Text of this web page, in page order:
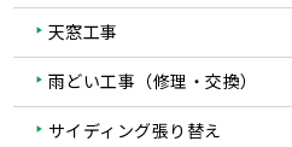
天窓工事
雨どい工事（修理・交換）
サイディング張り替え